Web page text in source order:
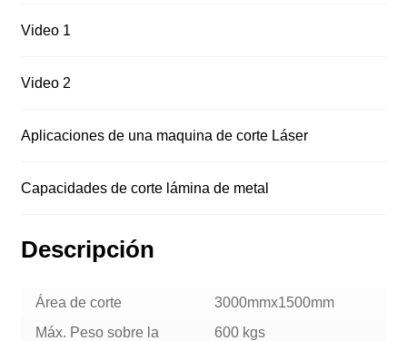
Video 1
Video 2
Aplicaciones de una maquina de corte Láser
Capacidades de corte lámina de metal
Descripción
Área de corte
3000mmx1500mm
Máx. Peso sobre la
600 kgs